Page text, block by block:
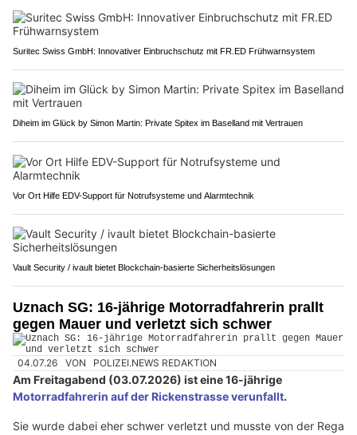
Suritec Swiss GmbH: Innovativer Einbruchschutz mit FR.ED Frühwarnsystem
Diheim im Glück by Simon Martin: Private Spitex im Baselland mit Vertrauen
Vor Ort Hilfe EDV-Support für Notrufsysteme und Alarmtechnik
Vault Security / ivault bietet Blockchain-basierte Sicherheitslösungen
Uznach SG: 16-jährige Motorradfahrerin prallt
gegen Mauer und verletzt sich schwer
04.07.26 VON POLIZEI.NEWS REDAKTION
Am Freitagabend (03.07.2026) ist eine 16-jährige
Motorradfahrerin auf der Rickenstrasse verunfallt.
Sie wurde dabei eher schwer verletzt und musste von der Rega